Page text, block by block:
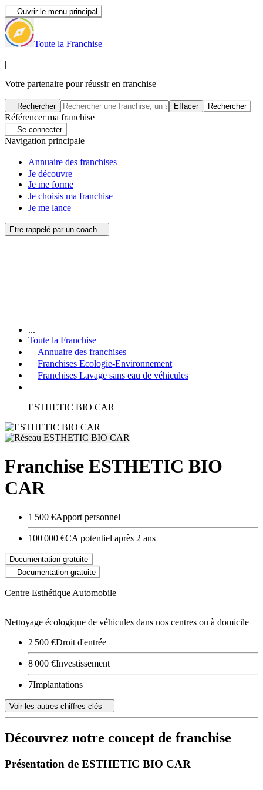
Ouvrir le menu principal
Toute la Franchise
|
Votre partenaire pour réussir en franchise
Rechercher Effacer Rechercher
Référencer ma franchise
Se connecter
Navigation principale
Annuaire des franchises
Je découvre
Je me forme
Je choisis ma franchise
Je me lance
Etre rappelé par un coach
...
Toute la Franchise
Annuaire des franchises
Franchises Ecologie-Environnement
Franchises Lavage sans eau de véhicules
ESTHETIC BIO CAR
Franchise ESTHETIC BIO
CAR
1 500 €Apport personnel
100 000 €CA potentiel après 2 ans
Documentation gratuite
Documentation gratuite
Centre Esthétique Automobile
Nettoyage écologique de véhicules dans nos centres ou à domicile
2 500 €Droit d'entrée
8 000 €Investissement
7Implantations
Voir les autres chiffres clés
Découvrez notre concept de franchise
Présentation de ESTHETIC BIO CAR